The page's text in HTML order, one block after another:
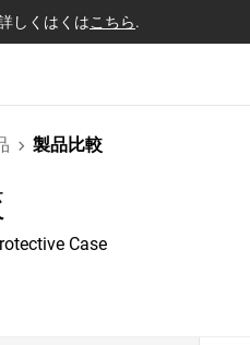
くはくはこちら.
製品比較
Case